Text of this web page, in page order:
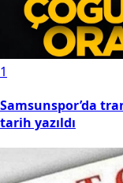
1
Samsunspor’da
tarih yazıldı